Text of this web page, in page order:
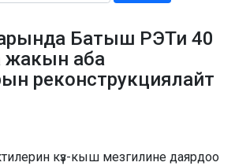
Батыш РЭТи 40
аба
реконструкциялайт
күз-кыш мезгилине даярдоо